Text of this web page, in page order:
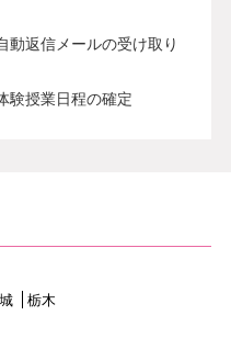
動返信メールの受け取り
験授業日程の確定
栃木